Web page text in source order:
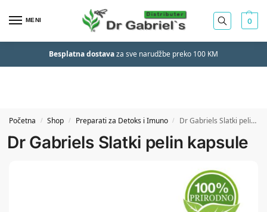
MENI 0
Besplatna dostavaza sve narudžbe preko 100 KM
Početna / Shop / Preparati za Detoks i Imuno / Dr Gabriels Slatki pelin kapsule
Dr Gabriels Slatki pelin kapsule